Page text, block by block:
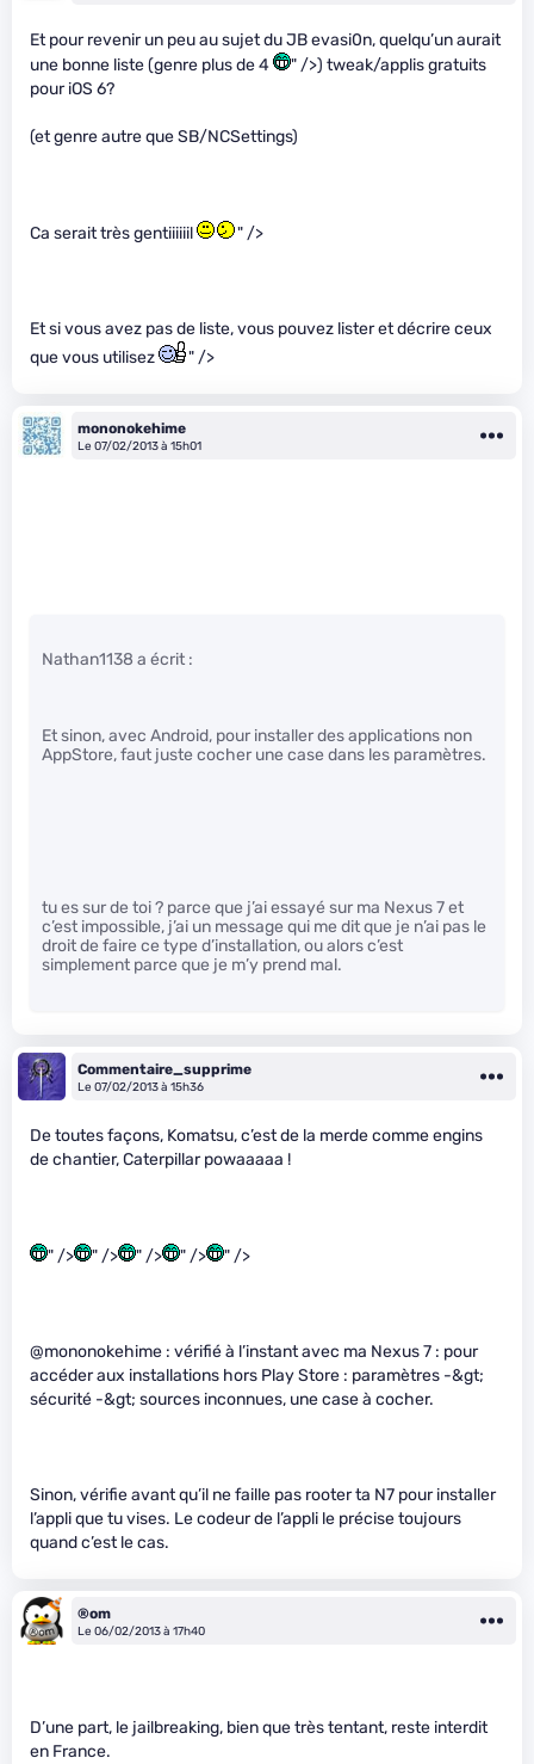
Et pour revenir un peu au sujet du JB evasi0n, quelqu’un aurait
une bonne liste (genre plus de 4
" />) tweak/applis gratuits
pour iOS 6?
(et genre autre que SB/NCSettings)
Ca serait très gentiiiiiil " />
Et si vous avez pas de liste, vous pouvez lister et décrire ceux
que vous utilisez
" />
mononokehime
Le 07/02/2013 à 15h01
Nathan1138 a écrit :
Et sinon, avec Android, pour installer des applications non
AppStore, faut juste cocher une case dans les paramètres.
tu es sur de toi ? parce que j’ai essayé sur ma Nexus 7 et
c’est impossible, j’ai un message qui me dit que je n’ai pas le
droit de faire ce type d’installation, ou alors c’est
simplement parce que je m’y prend mal.
Commentaire_supprime
Le 07/02/2013 à 15h36
De toutes façons, Komatsu, c’est de la merde comme engins
de chantier, Caterpillar powaaaaa !
" /> " /> " /> " /> " />
@mononokehime : vérifié à l’instant avec ma Nexus 7 : pour
accéder aux installations hors Play Store : paramètres -&gt;
sécurité -&gt; sources inconnues, une case à cocher.
Sinon, vérifie avant qu’il ne faille pas rooter ta N7 pour installer
l’appli que tu vises. Le codeur de l’appli le précise toujours
quand c’est le cas.
®om
Le 06/02/2013 à 17h40
D’une part, le jailbreaking, bien que très tentant, reste interdit
en France.